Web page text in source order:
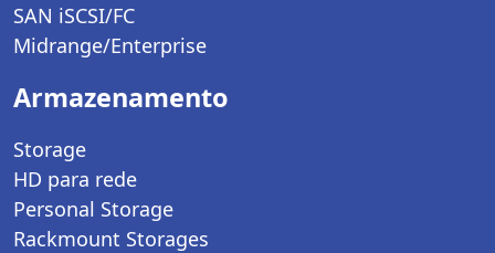
SAN iSCSI/FC
Midrange/Enterprise
Armazenamento
Storage
HD para rede
Personal Storage
Rackmount Storages